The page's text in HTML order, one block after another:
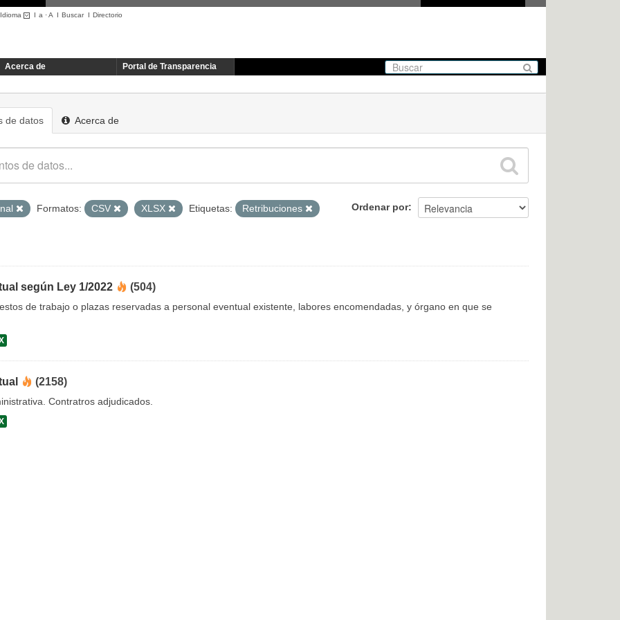
Idioma I a ·A I BuscarI Directorio
Acerca de Portal de Transparencia
de datos Acerca de
Ordenar por
Formatos: CSV XLSX Etiquetas: Retribuciones
según Ley 1/2022 (504)
de trabajo o plazas reservadas a personal eventual existente, labores encomendadas, y órgano en que se
(2158)
Contratros adjudicados.